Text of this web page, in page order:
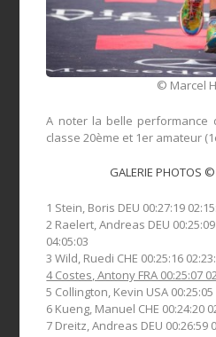
© Marcel
A noter la belle performance
classe 20ème et 1er amateur
GALERIE PHOTOS
1 Stein, Boris DEU 00:27:19
2 Raelert, Andreas DEU
04:05:03
3 Wild, Ruedi CHE 00:25:16
4 Costes, Antony FRA 00:25:07
5 Collington, Kevin USA
6 Kueng, Manuel CHE 00:24:20
7 Dreitz, Andreas DEU 00:26:59